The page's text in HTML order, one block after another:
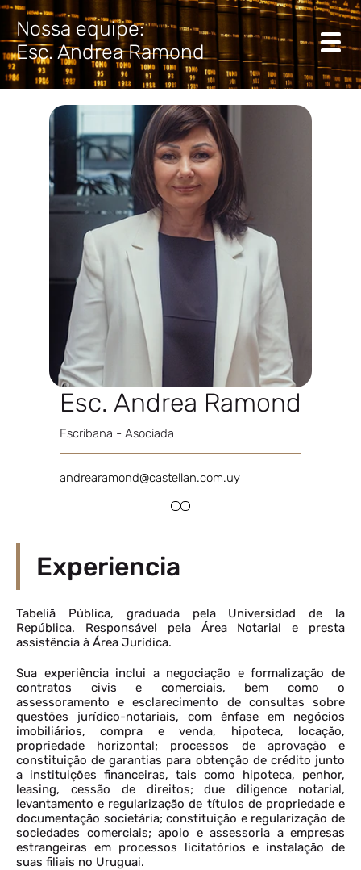
Nossa equipe:
Esc. Andrea Ramond
Esc. Andrea Ramond
Escribana - Asociada
andrearamond@castellan.com.uy
Experiencia
Tabeliã Pública, graduada pela Universidad de la
República. Responsável pela Área Notarial e presta
assistência à Área Jurídica.
Sua experiência inclui a negociação e formalização de
contratos civis e comerciais, bem como o
assessoramento e esclarecimento de consultas sobre
questões jurídico-notariais, com ênfase em negócios
imobiliários, compra e venda, hipoteca, locação,
propriedade horizontal; processos de aprovação e
constituição de garantias para obtenção de crédito junto
a instituições financeiras, tais como hipoteca, penhor,
leasing, cessão de direitos; due diligence notarial,
levantamento e regularização de títulos de propriedade e
documentação societária; constituição e regularização de
sociedades comerciais; apoio e assessoria a empresas
estrangeiras em processos licitatórios e instalação de
suas filiais no Uruguai.